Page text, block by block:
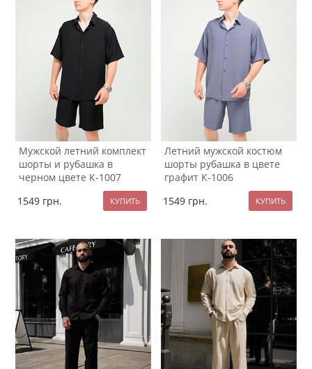
Мужской летний комплект
шорты и рубашка в
черном цвете К-1007
1549 грн.
Летний мужской костюм
шорты рубашка в цвете
графит К-1006
1549 грн.